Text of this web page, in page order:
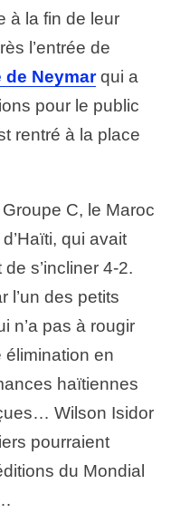
à la fin de leur
l’entrée de
de Neymarqui a
pour le public
rentré à la place
C, le Maroc
qui avait
s’incliner 4-2.
l’un des petits
n’a pas à rougir
en
haïtiennes
Wilson Isidor
pourraient
du Mondial